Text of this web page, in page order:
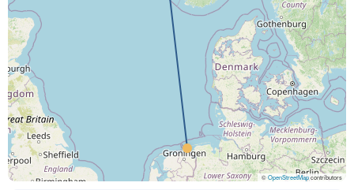
©OpenStreetMapcontributors